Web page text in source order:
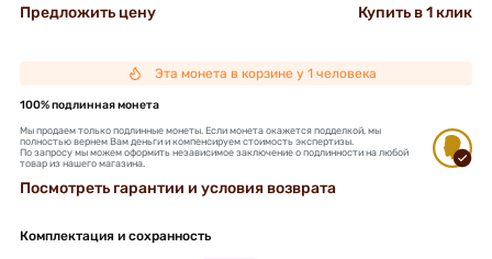
Предложить цену Купить в 1 клик
Эта монета в корзине у 1 человека
100% подлинная монета
Мы продаем только подлинные монеты. Если монета окажется подделкой, мы
полностью вернем Вам деньги и компенсируем стоимость экспертизы.
По запросу мы можем оформить независимое заключение о подлинности на любой
товар из нашего магазина.
Посмотреть гарантии и условия возврата
Комплектация и сохранность